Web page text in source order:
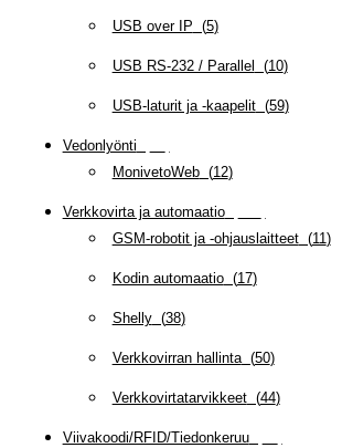
USB over IP (5)
USB RS-232 / Parallel (10)
USB-laturit ja -kaapelit(59)
Vedonlyönti
MonivetoWeb(12)
Verkkovirta ja automaatio(
GSM-robotit ja -ohjauslaitteet(11)
Kodin automaatio(17)
Shelly(38)
Verkkovirran hallinta(50)
Verkkovirtatarvikkeet(44)
Viivakoodi/RFID/Tiedonkeruu(